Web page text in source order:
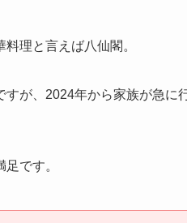
理と言えば八仙閣。
が、2024年から家族が急に
です。